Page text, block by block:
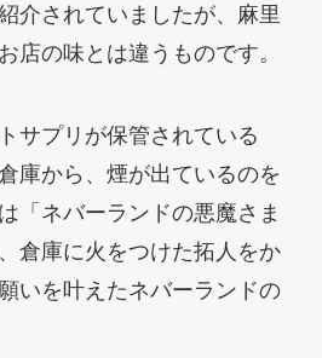
介されていましたが、麻里
店の味とは違うものです。
サプリが保管されている
庫から、煙が出ているのを
「ネバーランドの悪魔さま
倉庫に火をつけた拓人をか
いを叶えたネバーランドの